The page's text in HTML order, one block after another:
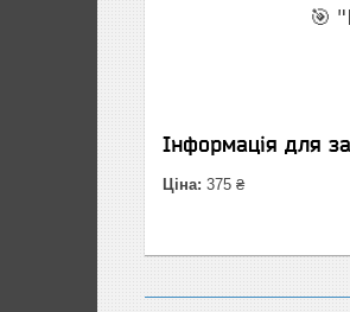
🎯 "
Інформація для
Ціна: 375 ₴